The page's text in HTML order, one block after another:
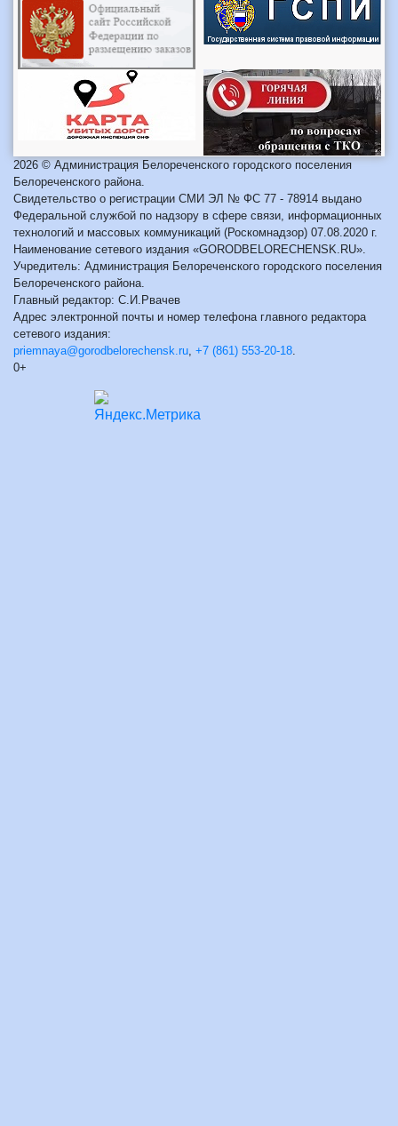
2026 © Администрация Белореченского городского поселения
Белореченского района.
Свидетельство о регистрации СМИ ЭЛ № ФС 77 - 78914 выдано
Федеральной службой по надзору в сфере связи, информационных
технологий и массовых коммуникаций (Роскомнадзор) 07.08.2020 г.
Наименование сетевого издания «GORODBELORECHENSK.RU».
Учредитель: Администрация Белореченского городского поселения
Белореченского района.
Главный редактор: С.И.Рвачев
Адрес электронной почты и номер телефона главного редактора
сетевого издания:
priemnaya@gorodbelorechensk.ru +7 (861) 553-20-18
0+